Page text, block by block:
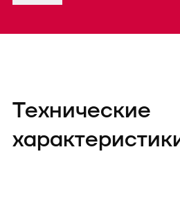
Технические